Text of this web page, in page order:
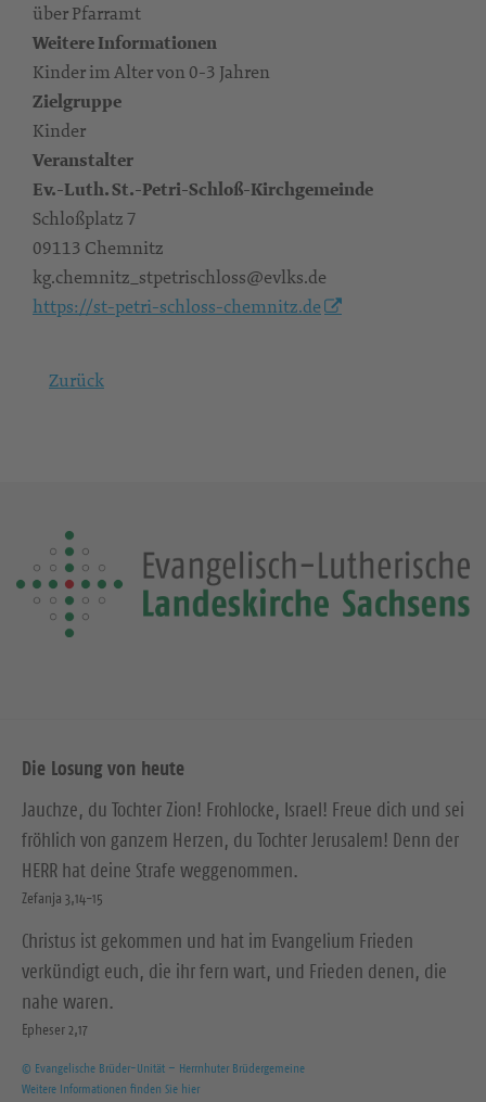
über Pfarramt
Weitere Informationen
Kinder im Alter von 0-3 Jahren
Zielgruppe
Kinder
Veranstalter
Ev.-Luth. St.-Petri-Schloß-Kirchgemeinde
Schloßplatz 7
09113 Chemnitz
kg.chemnitz_stpetrischloss@evlks.de
https://st-petri-schloss-chemnitz.de
Zurück
Die Losung von heute
Jauchze, du Tochter Zion! Frohlocke, Israel! Freue dich und sei
fröhlich von ganzem Herzen, du Tochter Jerusalem! Denn der
HERR hat deine Strafe weggenommen.
Zefanja 3,14-15
Christus ist gekommen und hat im Evangelium Frieden
verkündigt euch, die ihr fern wart, und Frieden denen, die
nahe waren.
Epheser 2,17
© Evangelische Brüder-Unität – Herrnhuter Brüdergemeine
Weitere Informationen finden Sie hier